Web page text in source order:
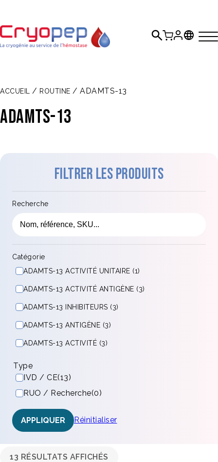
ACCUEIL / ROUTINE / ADAMTS-13
ADAMTS-13
Filtrer les produits
Recherche
Catégorie
ADAMTS-13 ACTIVITÉ UNITAIRE (1)
ADAMTS-13 ACTIVITÉ ANTIGÈNE (3)
ADAMTS-13 INHIBITEURS (3)
ADAMTS-13 ANTIGÈNE (3)
ADAMTS-13 ACTIVITÉ (3)
Type
IVD / CE(13)
RUO / Recherche(0)
APPLIQUER Réinitialiser
13 RÉSULTATS AFFICHÉS